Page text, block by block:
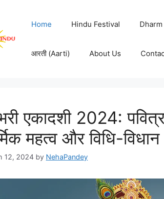
Home Hindu Festival Dharm
आरती (Aarti) About Us
एकादशी 2024: पवित्र
महत्व और विधि-विधान
12, 2024 by NehaPandey